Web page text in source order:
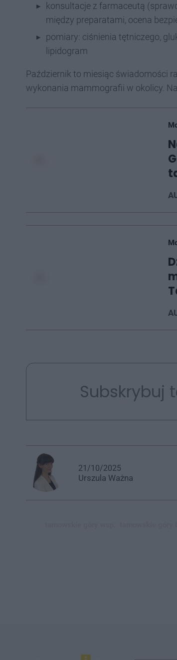
konsultacje z farmaceutą (
między preparatami, ocena
pomiary: ciśnienia tętniczego,
lipidogram
Październik to miesiąc świadomości
wykonania mammografii w okolicy.
Subskrybuj
21/10/2025
Urszula Ważna